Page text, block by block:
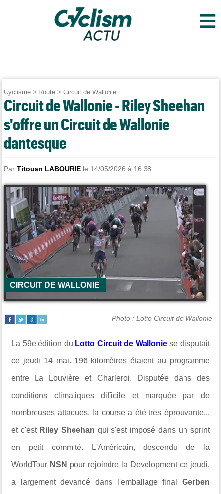
≡
Cyclisme > Route >Circuit de Wallonie
Circuit de Wallonie - Riley Sheehan
s'offre un Circuit de Wallonie
dantesque
ParTitouan LABOURIE le 14/05/2026 à 16:38
CIRCUIT DE WALLONIE
Photo : Lotto Circuit de Wallonie
La 59e édition du Lotto Circuit de Walloniese disputait
ce jeudi 14 mai. 196 kilomètres étaient au programme
entre La Louvière et Charleroi. Disputée dans des
conditions climatiques difficile et marquée par de
nombreuses attaques, la course a été très éprouvante...
et c'est Riley Sheehan qui s'est imposé dans un sprint
en petit commité. L'Américain, descendu de la
WorldTour NSN pour rejoindre la Development ce jeudi,
a largement devancé dans l'emballage final Gerben